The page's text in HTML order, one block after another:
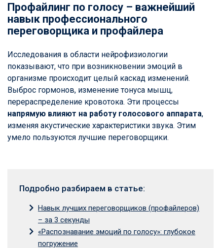
Профайлинг по голосу – важнейший
навык профессионального
переговорщика и профайлера
Исследования в области нейрофизиологии
показывают, что при возникновении эмоций в
организме происходит целый каскад изменений.
Выброс гормонов, изменение тонуса мышц,
перераспределение кровотока. Эти процессы
напрямую влияют на работу голосового аппарата,
изменяя акустические характеристики звука. Этим
умело пользуются лучшие переговорщики.
Подробно разбираем в статье:
Навык лучших переговорщиков (профайлеров)
– за 3 секунды
«Распознавание эмоций по голосу»: глубокое
погружение